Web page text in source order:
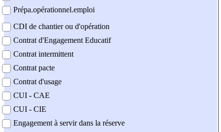
Prépa.opérationnel.emploi
CDI de chantier ou d'opération
Contrat d'Engagement Educatif
Contrat intermittent
Contrat pacte
Contrat d'usage
CUI - CAE
CUI - CIE
Engagement à servir dans la réserve